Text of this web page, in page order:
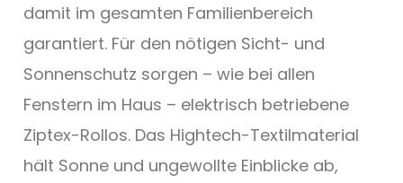
damit im gesamten Familienbereich
garantiert. Für den nötigen Sicht- und
Sonnenschutz sorgen – wie bei allen
Fenstern im Haus – elektrisch betriebene
Ziptex-Rollos. Das Hightech-Textilmaterial
hält Sonne und ungewollte Einblicke ab,